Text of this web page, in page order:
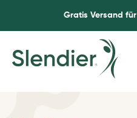
Gratis Versand